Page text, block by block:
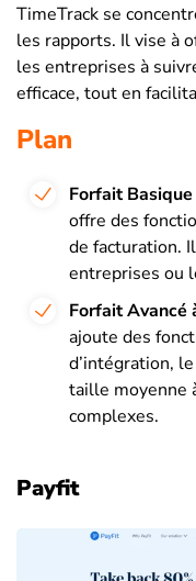
TimeTrack se
les rapports. Il vise à
les entreprises à
efficace, tout en
Plan
Forfait
offre des
de facturation.
entreprises ou
Forfait Avancé
ajoute des
d’intégration,
taille moyenne
complexes.
Payfit